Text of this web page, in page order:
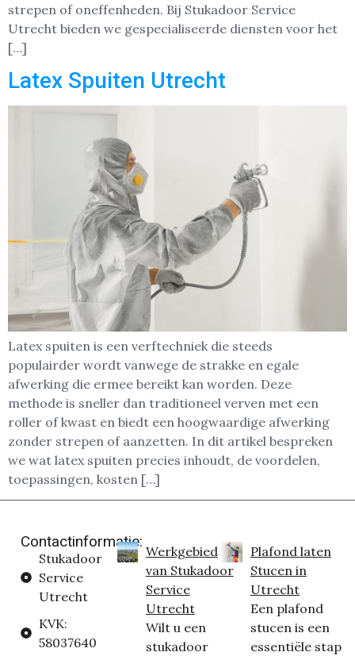
strepen of oneffenheden. Bij Stukadoor Service
Utrecht bieden we gespecialiseerde diensten voor het
[…]
Latex Spuiten Utrecht
Latex spuiten is een verftechniek die steeds
populairder wordt vanwege de strakke en egale
afwerking die ermee bereikt kan worden. Deze
methode is sneller dan traditioneel verven met een
roller of kwast en biedt een hoogwaardige afwerking
zonder strepen of aanzetten. In dit artikel bespreken
we wat latex spuiten precies inhoudt, de voordelen,
toepassingen, kosten […]
Contactinformatie:
Stukadoor
Service
Utrecht
KVK:
58037640
Werkgebied
van Stukadoor
Service
Utrecht
Wilt u een
stukadoor
Plafond laten
Stucen in
Utrecht
Een plafond
stucen is een
essentiële stap